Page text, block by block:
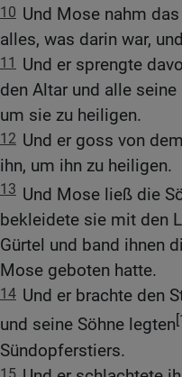
10 Und Mose nahm
alles, was darin war,
11 Und er sprengte
den Altar und alle
um sie zu heiligen.
12 Und er goss von
ihn, um ihn zu heiligen.
13 Und Mose ließ die
bekleidete sie mit den
Gürtel und band ihnen
Mose geboten hatte.
14 Und er brachte den
und seine Söhne legten
Sündopferstiers.
15